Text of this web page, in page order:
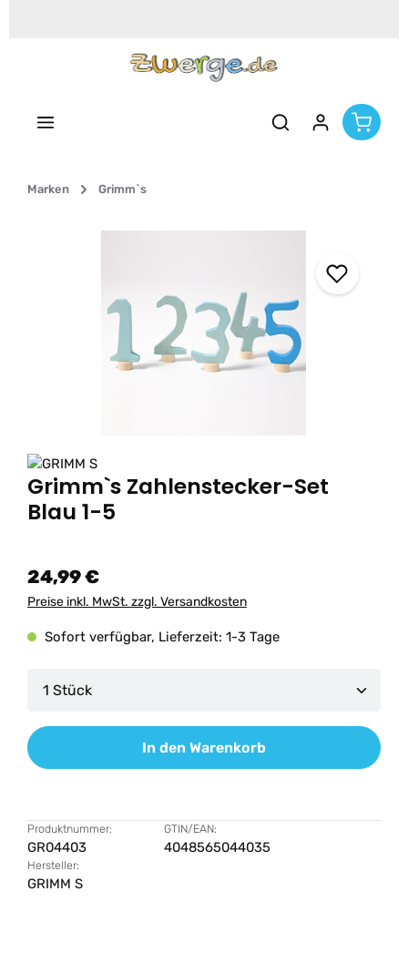
Marken Grimm`s
Grimm`s Zahlenstecker-Set
Blau 1-5
24,99 €
Preise inkl. MwSt. zzgl. Versandkosten
Sofort verfügbar, Lieferzeit: 1-3 Tage
Produkt Anzahl: Gib den gewünschten Wert
In den Warenkorb
Produktnummer:
GR04403
GTIN/EAN:
4048565044035
Hersteller:
GRIMM S